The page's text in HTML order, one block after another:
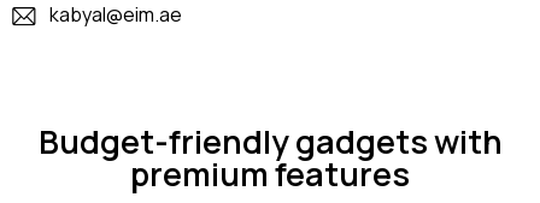
kabyal@eim.ae
Budget-friendly gadgets with
premium features